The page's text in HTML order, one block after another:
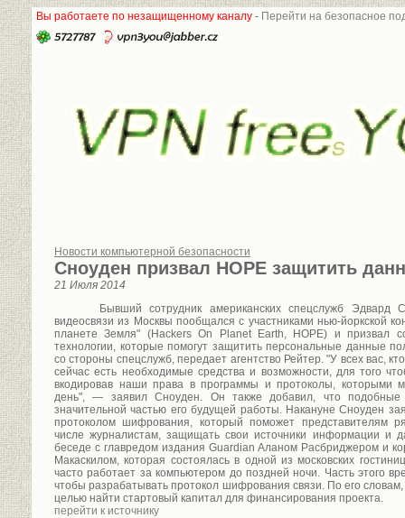
Вы работаете по незащищенному каналу - Перейти на безопасное
Новости компьютерной безопасности
Сноуден призвал HOPE защитить
21 Июля 2014
Бывший сотрудник американских спецслужб Эдвард
видеосвязи из Москвы пообщался с участниками нью-йоркской
планете Земля" (Hackers On Planet Earth, HOPE) и призвал
технологии, которые помогут защитить персональные данные
со стороны спецслужб, передает агентство Рейтер. "У всех вас,
сейчас есть необходимые средства и возможности, для того
вкодировав наши права в программы и протоколы, которыми
день", — заявил Сноуден. Он также добавил, что подобные
значительной частью его будущей работы. Накануне Сноуден
протоколом шифрования, который поможет представителям
числе журналистам, защищать свои источники информации и
беседе с главредом издания Guardian Аланом Расбриджером и
Макаскилом, которая состоялась в одной из московских
часто работает за компьютером до поздней ночи. Часть этого
чтобы разрабатывать протокол шифрования связи. По его
целью найти стартовый капитал для финансирования проекта.
перейти к источнику